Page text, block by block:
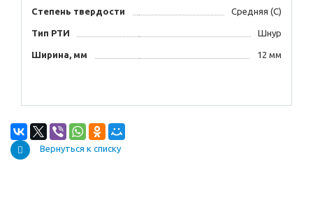
Степень твердости Средняя (С)
Тип РТИ Шнур
Ширина, мм 12 мм
Вернуться к списку